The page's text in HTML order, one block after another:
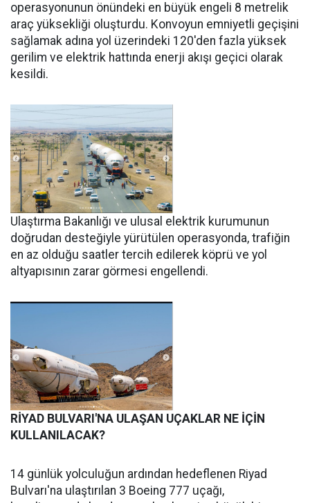
operasyonunun önündeki en büyük engeli 8 metrelik
araç yüksekliği oluşturdu. Konvoyun emniyetli geçişini
sağlamak adına yol üzerindeki 120'den fazla yüksek
gerilim ve elektrik hattında enerji akışı geçici olarak
kesildi.
Ulaştırma Bakanlığı ve ulusal elektrik kurumunun
doğrudan desteğiyle yürütülen operasyonda, trafiğin
en az olduğu saatler tercih edilerek köprü ve yol
altyapısının zarar görmesi engellendi.
RİYAD BULVARI'NA ULAŞAN UÇAKLAR NE İÇİN
KULLANILACAK?
14 günlük yolculuğun ardından hedeflenen Riyad
Bulvarı'na ulaştırılan 3 Boeing 777 uçağı,